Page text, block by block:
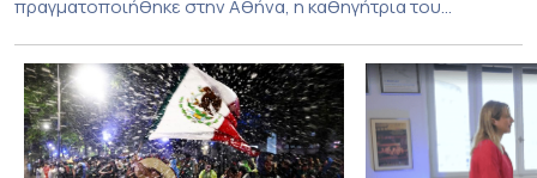
πραγματοποιήθηκε στην Αθήνα, η καθηγήτρια του
Πανεπιστημίου Αθηνών, Σπυριδούλα Βαρλοκώστα,
παρουσίασε το LexiGram, ένα καινοτόμο, σταθμισμένο
εργαλείο αξιολόγησης των λεξικών και γραμματικών
διαταραχών σε ελληνόφωνους ασθενείς με αφασία. Η
αφασία είναι επίκτητη γλωσσική […]